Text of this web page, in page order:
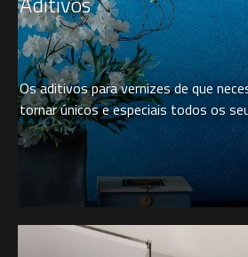
Os aditivos para vernizes de que
tornar únicos e especiais todos os